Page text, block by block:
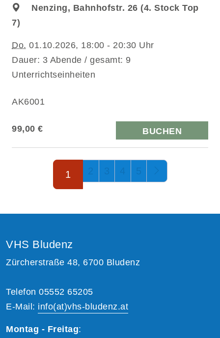
Nenzing, Bahnhofstr. 26 (4. Stock Top
7)
Do. 01.10.2026, 18:00 - 20:30 Uhr
Dauer: 3 Abende / gesamt: 9
Unterrichtseinheiten
AK6001
99,00 € BUCHEN
Seite 1 von 5
1 2 3 4 5
VHS Bludenz
Zürcherstraße 48, 6700 Bludenz
Telefon 05552 65205
E-Mail: info(at)vhs-bludenz.at
Montag - Freitag: